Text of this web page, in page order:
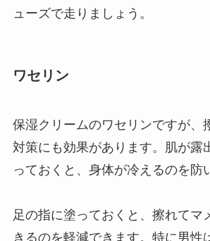
ューズで走りましょう。
ワセリン
保湿クリームのワセリンですが、
対策にも効果があります。肌が露
っておくと、身体が冷えるのを防
足の指に塗っておくと、擦れてマ
きるのを軽減できます。特に男性